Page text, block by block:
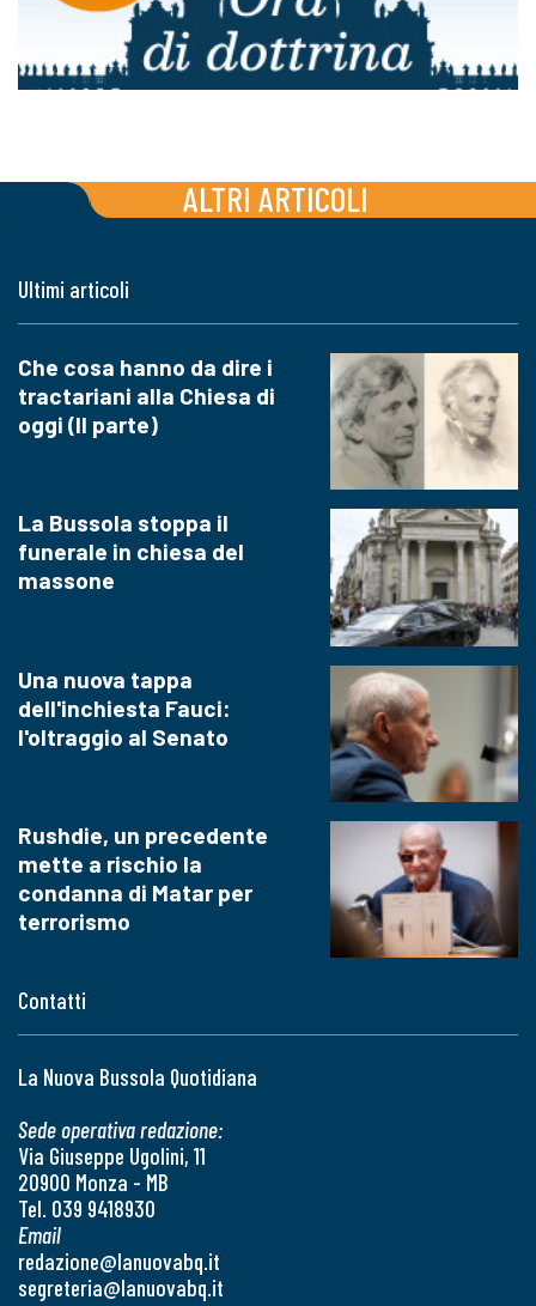
ALTRI ARTICOLI
Contatti
La Nuova Bussola Quotidiana
Sede operativa redazione:
Via Giuseppe Ugolini, 11
20900 Monza - MB
Tel. 039 9418930
Email
redazione@lanuovabq.it
segreteria@lanuovabq.it
Ultimi articoli
Che cosa hanno da dire i
tractariani alla Chiesa di
oggi (II parte)
La Bussola stoppa il
funerale in chiesa del
massone
Una nuova tappa
dell'inchiesta Fauci:
l'oltraggio al Senato
Rushdie, un precedente
mette a rischio la
condanna di Matar per
terrorismo